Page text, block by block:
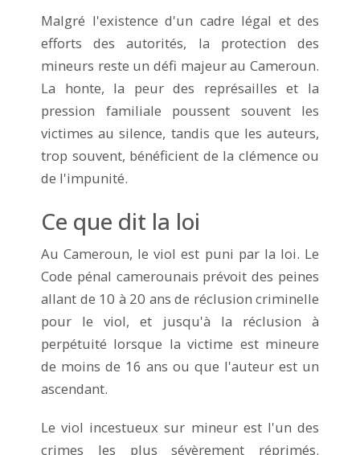
Malgré l'existence d'un cadre légal et des
efforts des autorités, la protection des
mineurs reste un défi majeur au Cameroun.
La honte, la peur des représailles et la
pression familiale poussent souvent les
victimes au silence, tandis que les auteurs,
trop souvent, bénéficient de la clémence ou
de l'impunité.
Ce que dit la loi
Au Cameroun, le viol est puni par la loi. Le
Code pénal camerounais prévoit des peines
allant de 10 à 20 ans de réclusion criminelle
pour le viol, et jusqu'à la réclusion à
perpétuité lorsque la victime est mineure
de moins de 16 ans ou que l'auteur est un
ascendant.
Le viol incestueux sur mineur est l'un des
crimes les plus sévèrement réprimés.